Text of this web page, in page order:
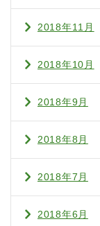
2018年11月
2018年10月
2018年9月
2018年8月
2018年7月
2018年6月